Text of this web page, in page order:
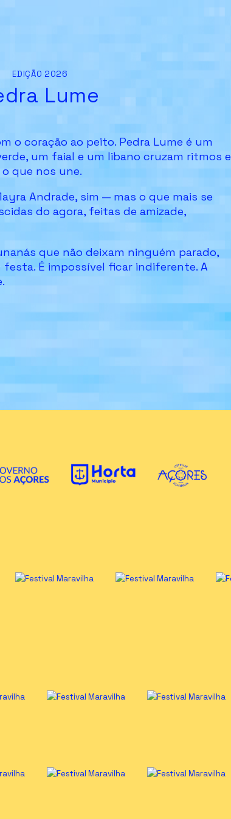
EDIÇÃO 2026
Lume
o coração ao peito. Pedra Lume é um
um faial e um libano cruzam ritmos e
que nos une.
Andrade, sim — mas o que mais se
do agora, feitas de amizade,
que não deixam ninguém parado,
É impossível ficar indiferente. A